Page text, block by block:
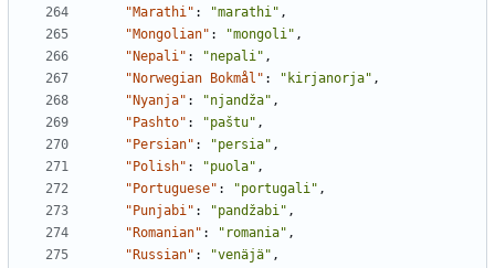
"Marathi" : "marathi" ,
"Mongolian" : "mongoli" ,
"Nepali" : "nepali" ,
"Norwegian Bokmål" : "kirjanorja" ,
"Nyanja" : "njandža" ,
"Pashto" : "paštu" ,
"Persian" : "persia" ,
"Polish" : "puola" ,
"Portuguese" : "portugali" ,
"Punjabi" : "pandžabi" ,
"Romanian" : "romania" ,
"Russian" : "venäjä" ,